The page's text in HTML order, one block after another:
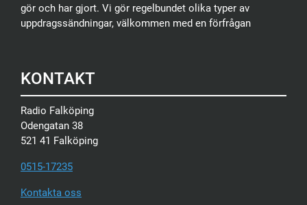
gör och har gjort. Vi gör regelbundet olika typer av
uppdragssändningar, välkommen med en förfrågan
KONTAKT
Radio Falköping
Odengatan 38
521 41 Falköping
0515-17235
Kontakta oss